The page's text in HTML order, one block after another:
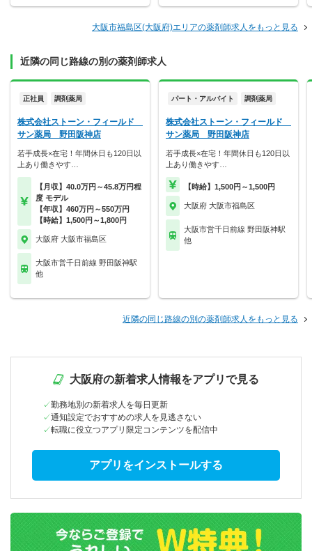
大阪市福島区(大阪府)エリアの薬剤師求人をもっと見る
近隣の同じ路線の別の薬剤師求人
正社員 調剤薬局
株式会社ストーン・フィールド
サン薬局 野田阪神店
若手成長×在宅！年間休日も120日以
上あり働きやす…
【月収】40.0万円～45.8万円程
度 モデル
【年収】460万円～550万円
【時給】1,500円～1,800円
大阪府 大阪市福島区
大阪市営千日前線 野田阪神駅
他
パート・アルバイト 調剤薬局
株式会社ストーン・フィールド
サン薬局 野田阪神店
若手成長×在宅！年間休日も120日以
上あり働きやす…
【時給】1,500円～1,500円
大阪府 大阪市福島区
大阪市営千日前線 野田阪神駅
他
近隣の同じ路線の別の薬剤師求人をもっと見る
大阪府の新着求人情報をアプリで見る
勤務地別の新着求人を毎日更新
通知設定でおすすめの求人を見逃さない
転職に役立つアプリ限定コンテンツを配信中
アプリをインストールする